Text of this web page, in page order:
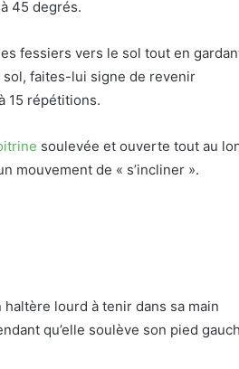
45 degrés.
fessiers vers le sol tout en
sol, faites-lui signe de revenir
15 répétitions.
soulevée et ouverte tout au
mouvement de « s’incliner ».
lourd à tenir dans sa main
qu’elle soulève son pied